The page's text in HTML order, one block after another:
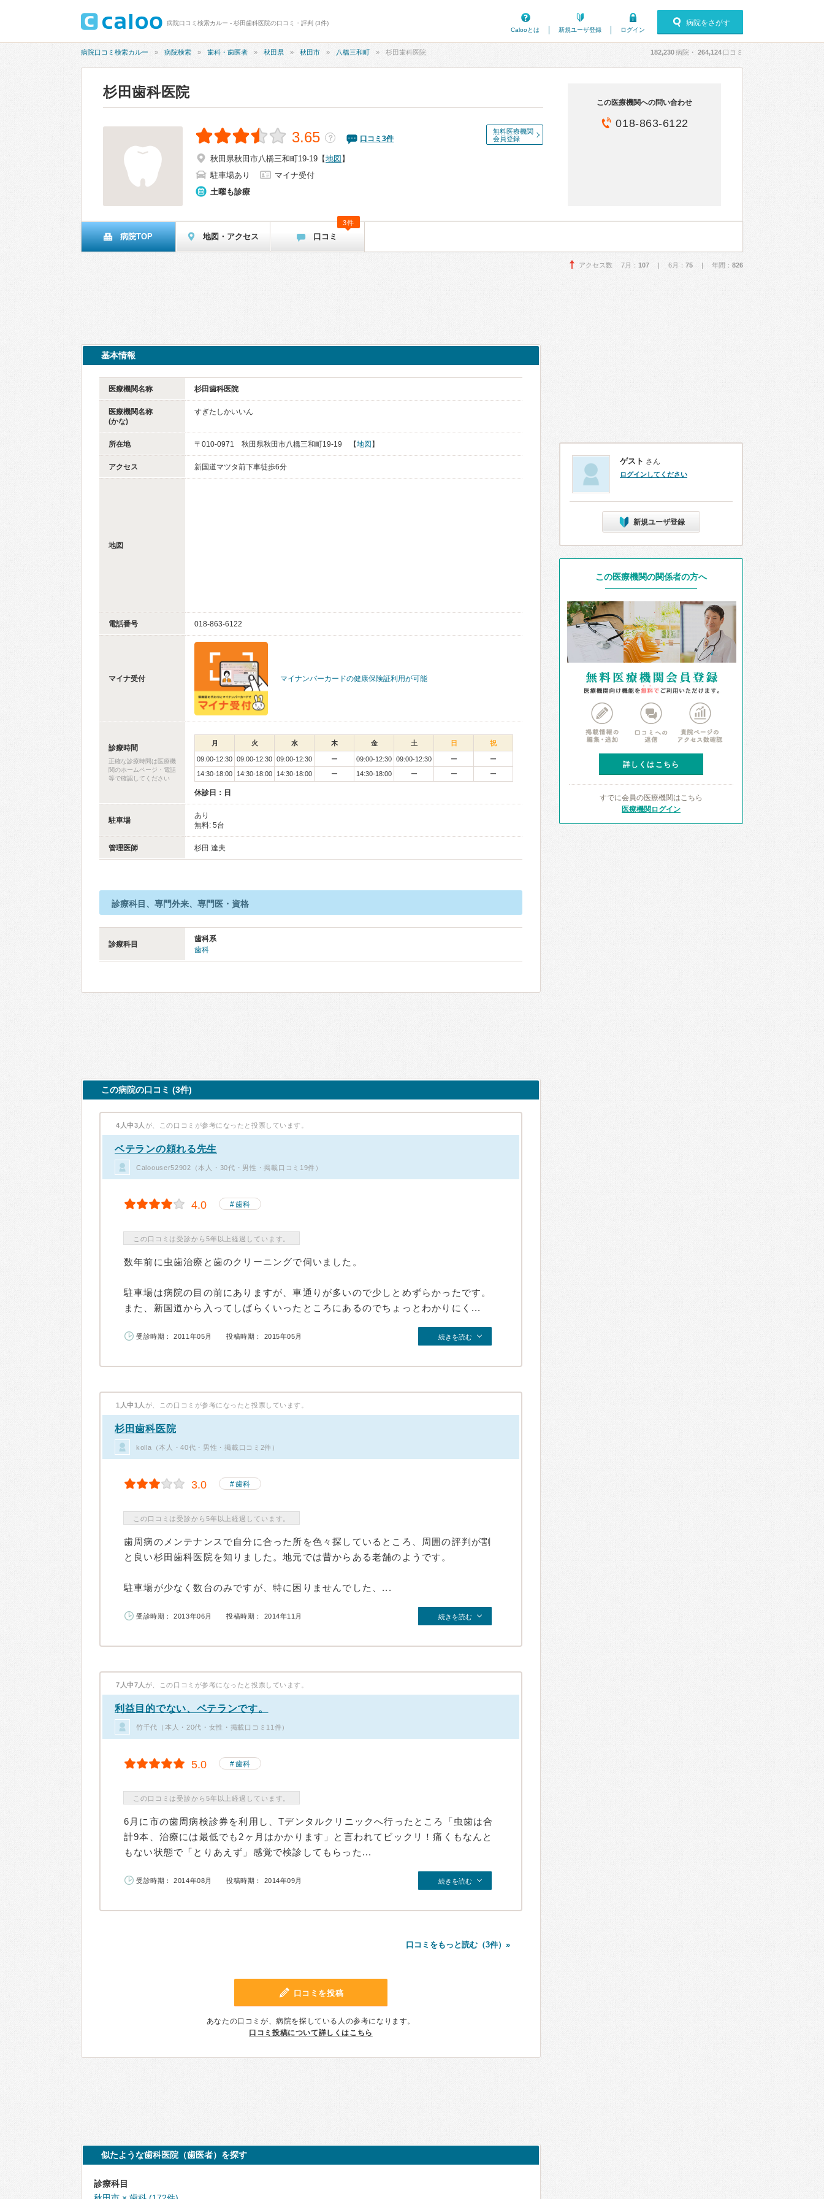
病院口コミ検索カルー - 杉田歯科医院の口コミ・評判 (3件)
Calooとは
新規ユーザ登録 ログイン
病院をさがす
病院口コミ検索カルー 病院検索 歯科・歯医者 秋田県 秋田市 八橋三和町 杉田歯科医院 182,230病院・ 264,124 口コミ
杉田歯科医院
無料医療機関
会員登録
3.65 ？ 口コミ 3件
秋田県秋田市八橋三和町19-19 【地図 】
駐車場あり
マイナ受付
土曜も診療
この医療機関への問い合わせ
018-863-6122
病院TOP 地図・アクセス 口コミ
3件
アクセス数 7月： 107 | 6月： 75 | 年間： 826
基本情報
医療機関名称 杉田歯科医院
医療機関名称
(かな)
すぎたしかいいん
所在地 〒010-0971 秋田県秋田市八橋三和町19-19 【地図 】
アクセス 新国道マツタ前下車徒歩6分
地図
電話番号 018-863-6122
マイナ受付 マイナンバーカードの健康保険証利用が可能
診療時間
正確な診療時間は医療機
関のホームページ・電話
等で確認してください
月 火 水 木 金 土 日 祝
09:00-12:30 09:00-12:30 09:00-12:30 ー 09:00-12:30 09:00-12:30 ー
ー
14:30-18:00
14:30-18:00 14:30-18:00 ー 14:30-18:00 ー ー ー
休診日：日
駐車場
あり
無料: 5台
管理医師 杉田 達夫
診療科目、専門外来、専門医・資格
診療科目
歯科系
歯科
この病院の口コミ (3件)
4人中3人 が、この口コミが参考になったと投票しています。
ベテランの頼れる先生
Caloouser52902（本人・30代・男性・掲載口コミ19件）
4.0 歯科
この口コミは受診から5年以上経過しています。
数年前に虫歯治療と歯のクリーニングで伺いました。
駐車場は病院の目の前にありますが、車通りが多いので少しとめずらかったです。
また、新国道から入ってしばらくいったところにあるのでちょっとわかりにく...
受診時期： 2011年05月 投稿時期： 2015年05月 続きを読む
1人中1人 が、この口コミが参考になったと投票しています。
杉田歯科医院
kolla（本人・40代・男性・掲載口コミ2件）
3.0 歯科
この口コミは受診から5年以上経過しています。
歯周病のメンテナンスで自分に合った所を色々探しているところ、周囲の評判が割
と良い杉田歯科医院を知りました。地元では昔からある老舗のようです。
駐車場が少なく数台のみですが、特に困りませんでした、...
受診時期： 2013年06月 投稿時期： 2014年11月 続きを読む
7人中7人 が、この口コミが参考になったと投票しています。
利益目的でない、ベテランです。
竹千代（本人・20代・女性・掲載口コミ11件）
5.0 歯科
この口コミは受診から5年以上経過しています。
6月に市の歯周病検診券を利用し、Tデンタルクリニックへ行ったところ「虫歯は合
計9本、治療には最低でも2ヶ月はかかります」と言われてビックリ！痛くもなんと
もない状態で「とりあえず」感覚で検診してもらった...
受診時期： 2014年08月 投稿時期： 2014年09月 続きを読む
口コミをもっと読む（3件）»
口コミを投稿
あなたの口コミが、病院を探している人の参考になります。
口コミ投稿について詳しくはこちら
似たような歯科医院（歯医者）を探す
診療科目
ゲスト さん
ログインしてください
新規ユーザ登録
この医療機関の関係者の方へ
詳しくはこちら
すでに会員の医療機関はこちら
医療機関ログイン